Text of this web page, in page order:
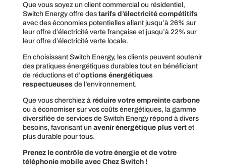
Que vous soyez un client commercial ou résidentiel,
Switch Energy offre des tarifs d’électricité compétitifs
avec des économies potentielles allant jusqu’à 26% sur
leur offre d’électricité verte française et jusqu’à 22% sur
leur offre d’électricité verte locale.
En choisissant Switch Energy, les clients peuvent soutenir
des pratiques énergétiques durables tout en bénéficiant
de réductions et d’options énergétiques
respectueusesde l’environnement.
Que vous cherchiez à réduire votre empreinte carbone
ou à économiser sur vos coûts énergétiques, la gamme
diversifiée de services de Switch Energy répond à divers
besoins, favorisant un avenir énergétique plus vertet
plus durable pour tous.
Prenez le contrôle de votre énergie et de votre
téléphonie mobile avec Chez Switch !